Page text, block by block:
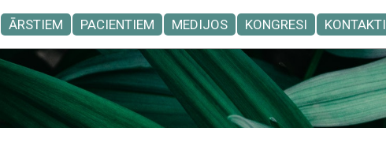
ĀRSTIEM PACIENTIEM MEDIJOS KONGRESI KONTAKTI